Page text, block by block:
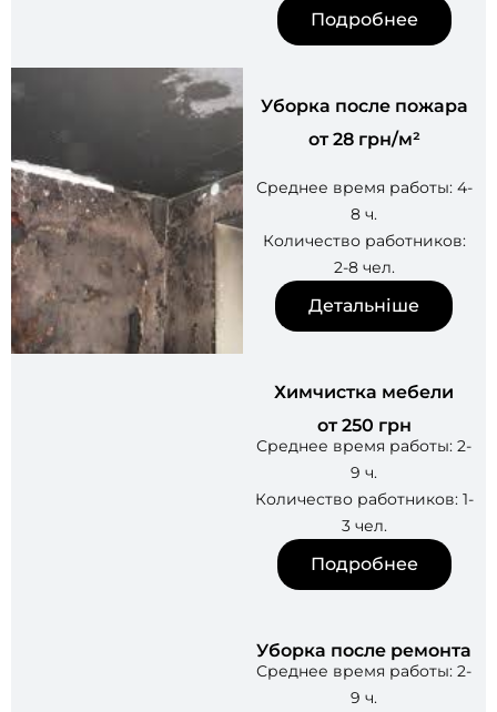
Подробнее
Уборка после пожара
от 28 грн/м²
Среднее время работы: 4-
8 ч.
Количество работников:
2-8 чел.
Детальніше
Химчистка мебели
от 250 грн
Среднее время работы: 2-
9 ч.
Количество работников: 1-
3 чел.
Подробнее
Уборка после ремонта
Среднее время работы: 2-
9 ч.